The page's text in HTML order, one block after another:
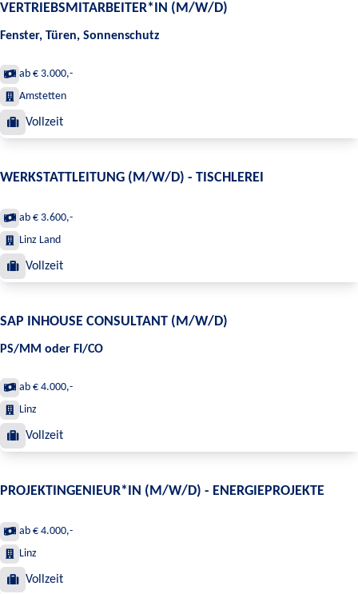
VERTRIEBSMITARBEITER*IN (M/W/D)
Fenster, Türen, Sonnenschutz
ab € 3.000,-
Amstetten
Vollzeit
WERKSTATTLEITUNG (M/W/D) - TISCHLEREI
ab € 3.600,-
Linz Land
Vollzeit
SAP INHOUSE CONSULTANT (M/W/D)
PS/MM oder FI/CO
ab € 4.000,-
Linz
Vollzeit
PROJEKTINGENIEUR*IN (M/W/D) - ENERGIEPROJEKTE
ab € 4.000,-
Linz
Vollzeit